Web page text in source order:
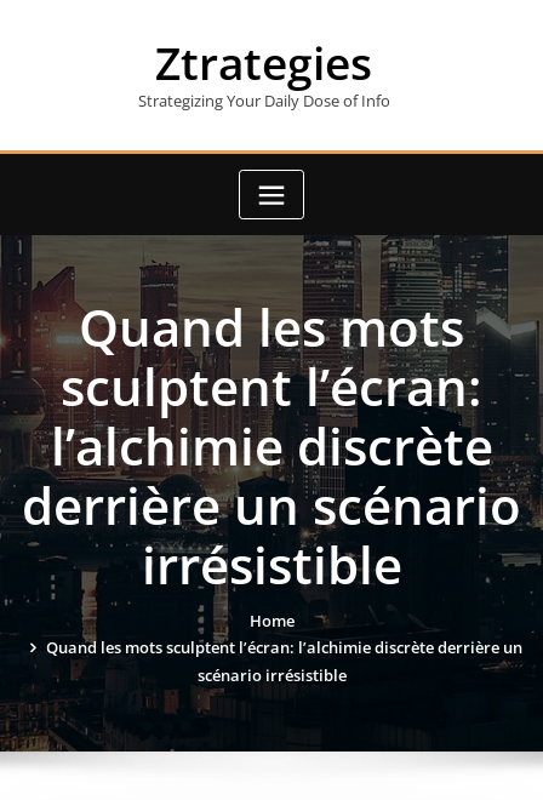
Ztrategies
Strategizing Your Daily Dose of Info
Quand les mots
sculptent l’écran:
l’alchimie discrète
derrière un scénario
irrésistible
Home
Quand les mots sculptent l’écran: l’alchimie discrète derrière un
scénario irrésistible